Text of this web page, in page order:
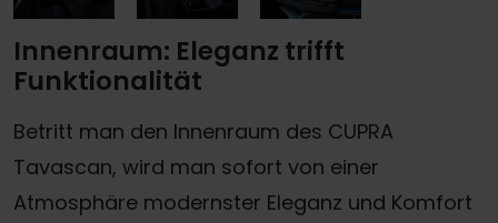
Innenraum: Eleganz trifft
Funktionalität
Betritt man den Innenraum des CUPRA
Tavascan, wird man sofort von einer
Atmosphäre modernster Eleganz und Komfort